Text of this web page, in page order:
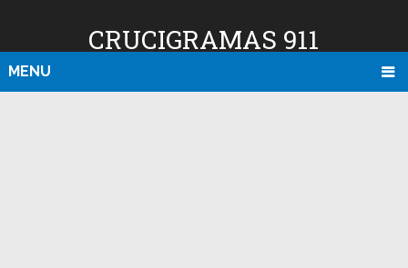
CRUCIGRAMAS 911
MENU